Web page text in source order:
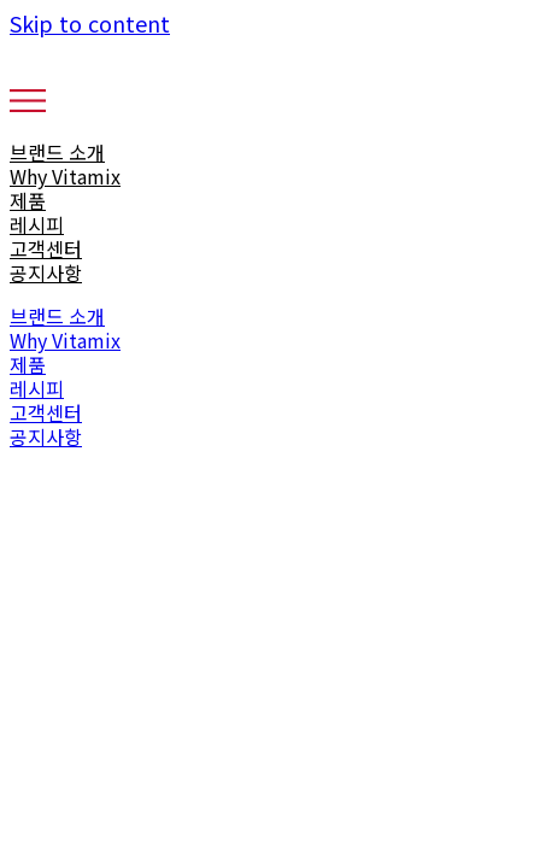
Skip to content
브랜드 소개
Why Vitamix
제품
레시피
고객센터
공지사항
브랜드 소개
Why Vitamix
제품
레시피
고객센터
공지사항